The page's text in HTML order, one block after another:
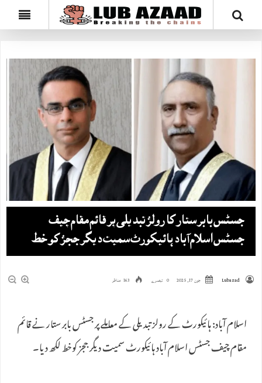
جسٹس بابر ستار کا رولز تبدیلی پر قائم مقام چیف
جسٹس اسلام آباد ہائیکورٹ سمیت دیگر ججز کو خط
Lubazad جون 17, 2025 0 تبصرے 163 مناظر
اسلام آباد: ہائیکورٹ کے رولز تبدیلی کے معاملے پر جسٹس بابر ستار نے قائم
مقام چیف جسٹس اسلام آباد ہائیکورٹ سمیت دیگر ججز کوخط لکھ دیا۔